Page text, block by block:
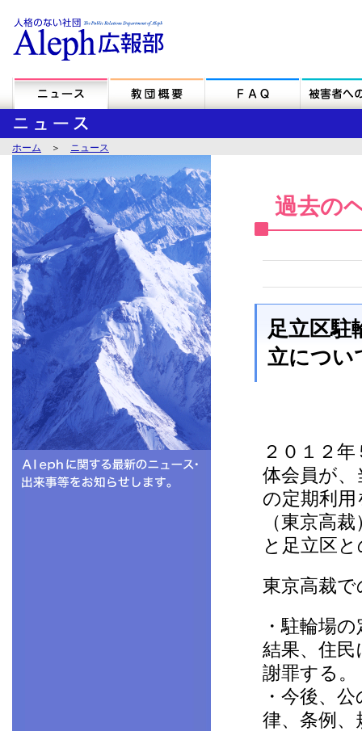
ホーム ＞ ニュース
過去の
足立区駐
立につい
２０１２
体会員が
の定期利
（東京高
と足立区
東京高裁
・駐輪場
結果、住
謝罪する。
・今後、
律、条例